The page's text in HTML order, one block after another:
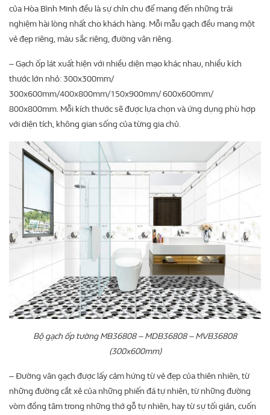
của Hòa Bình Minh đều là sự chỉn chu để mang đến những trải
nghiệm hài lòng nhất cho khách hàng. Mỗi mẫu gạch đều mang một
vẻ đẹp riêng, màu sắc riêng, đường vân riêng.
– Gạch ốp lát xuất hiện với nhiều diện mạo khác nhau, nhiều kích
thước lớn nhỏ: 300x300mm/
300x600mm/400x800mm/150x900mm/ 600x600mm/
800x800mm. Mỗi kích thước sẽ được lựa chọn và ứng dụng phù hợp
với diện tích, không gian sống của từng gia chủ.
Bộ gạch ốp tường MB36808 – MDB36808 – MVB36808
(300x600mm)
– Đường vân gạch được lấy cảm hứng từ vẻ đẹp của thiên nhiên, từ
những đường cắt xẻ của những phiến đá tự nhiên, từ những đường
vòm đồng tâm trong những thớ gỗ tự nhiên, hay từ sự tối giản, cuốn